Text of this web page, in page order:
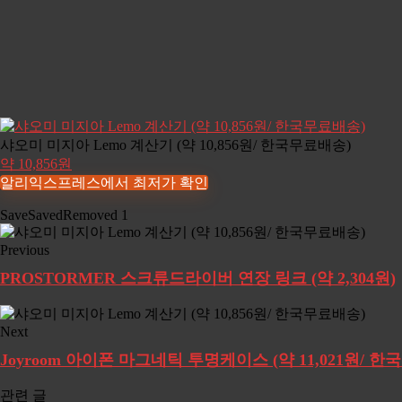
샤오미 미지아 Lemo 계산기 (약 10,856원/ 한국무료배송)
약 10,856원
알리익스프레스에서 최저가 확인
SaveSavedRemoved 1
Previous
PROSTORMER 스크류드라이버 연장 링크 (약 2,304원)
Next
Joyroom 아이폰 마그네틱 투명케이스 (약 11,021원/ 한
관련 글